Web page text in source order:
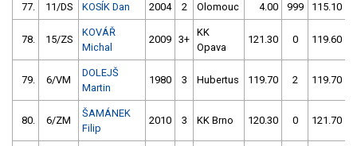
77. 11/DS KOSÍK Dan 2004 2 Olomouc 4.00 999 115.10
78. 15/ZS
KOVÁŘ
Michal
2009 3+
KK
Opava
121.30 0 119.60
79. 6/VM
DOLEJŠ
Martin
1980 3 Hubertus 119.70 2 119.70
80. 6/ZM
ŠAMÁNEK
Filip
2010 3 KK Brno 120.30 0 121.70